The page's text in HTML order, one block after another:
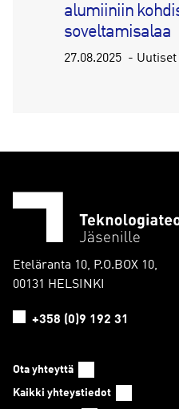
alumiiniin
soveltamisalaa
27.08.2025 Uutiset
Eteläranta 10, P.O.BOX 10,
00131 HELSINKI
+358 (0)9 192 31
Ota yhteyttä
Kaikki yhteystiedot